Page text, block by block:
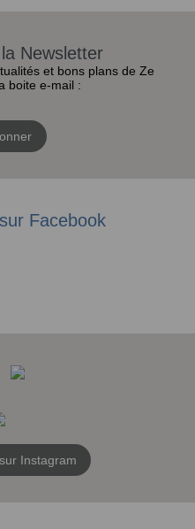
Newsletter
et bons plans de Ze
boite e-mail :
Facebook
Instagram